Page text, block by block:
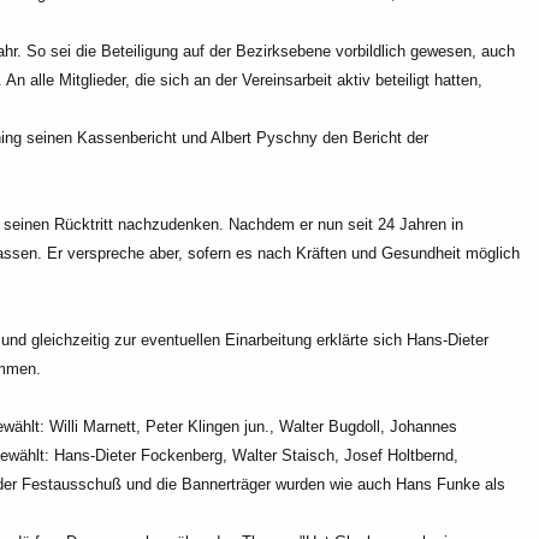
So sei die Beteiligung auf der Bezirksebene vorbildlich gewesen, auch
An alle Mitglieder, die sich an der Vereinsarbeit aktiv beteiligt hatten,
seinen Kassenbericht und Albert Pyschny den Bericht der
Rücktritt nachzudenken. Nachdem er nun seit 24 Jahren in
Er verspreche aber, sofern es nach Kräften und Gesundheit möglich
gleichzeitig zur eventuellen Einarbeitung erklärte sich Hans-Dieter
Willi Marnett, Peter Klingen jun., Walter Bugdoll, Johannes
Hans-Dieter Fockenberg, Walter Staisch, Josef Holtbernd,
Festausschuß und die Bannerträger wurden wie auch Hans Funke als